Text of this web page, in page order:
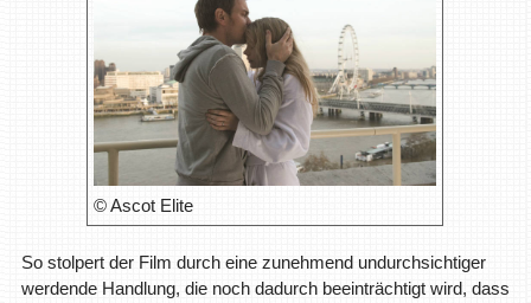
© Ascot Elite
So stolpert der Film durch eine zunehmend undurchsichtiger
werdende Handlung, die noch dadurch beeinträchtigt wird, dass